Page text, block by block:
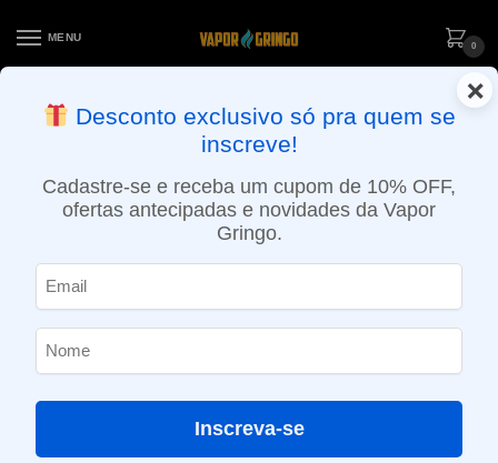
MENU
0
ENTREGA NO MESMO DIA EM SÃO PAULO (SEG A SEX): PEDIDOS
APROVADOS ATÉ 15:30 VIA MOTOBOY
×
Desconto exclusivo só pra quem se
inscreve!
Cadastre-se e receba um cupom de 10% OFF,
ofertas antecipadas e novidades da Vapor
Gringo.
Inscreva-se